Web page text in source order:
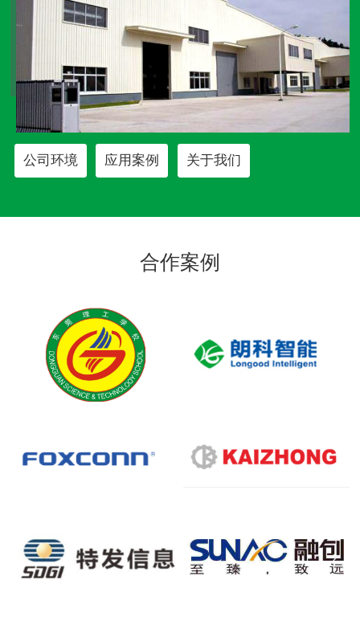
公司环境 应用案例 关于我们
合作案例